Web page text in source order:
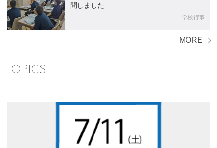
問しました
学校行事
TOPICS